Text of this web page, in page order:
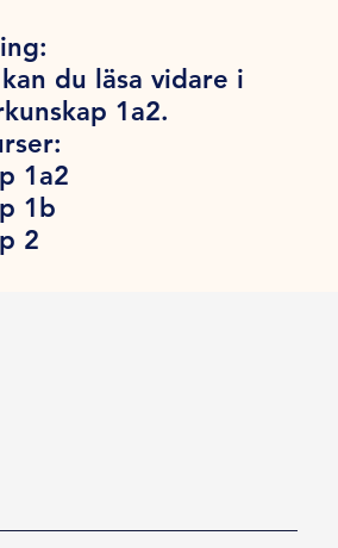
du läsa vidare i
1a2.
1a2
1b
2